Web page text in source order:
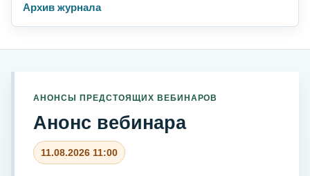
Архив журнала
АНОНСЫ ПРЕДСТОЯЩИХ ВЕБИНАРОВ
Анонс вебинара
11.08.2026 11:00